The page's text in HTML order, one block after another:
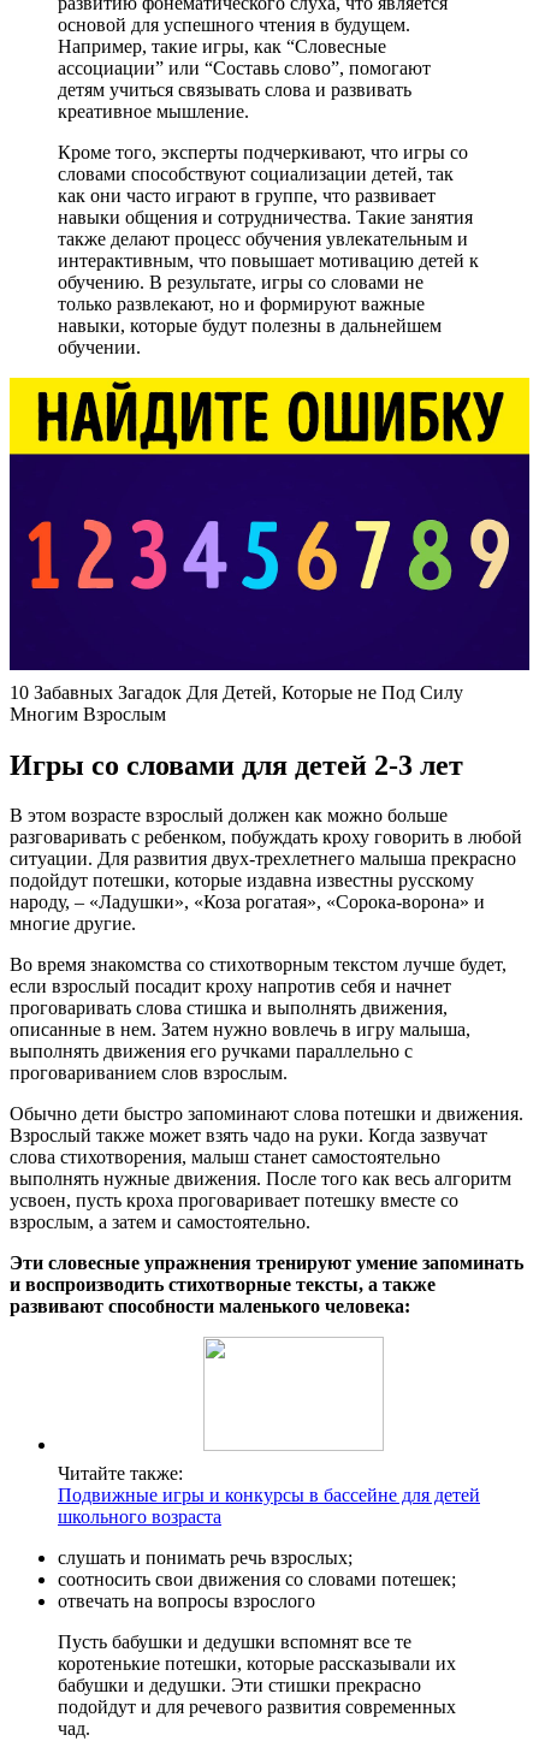
основой для успешного чтения в будущем.
Например, такие игры, как “Словесные
ассоциации” или “Составь слово”, помогают
детям учиться связывать слова и развивать
креативное мышление.
Кроме того, эксперты подчеркивают, что игры со
словами способствуют социализации детей, так
как они часто играют в группе, что развивает
навыки общения и сотрудничества. Такие занятия
также делают процесс обучения увлекательным и
интерактивным, что повышает мотивацию детей к
обучению. В результате, игры со словами не
только развлекают, но и формируют важные
навыки, которые будут полезны в дальнейшем
обучении.
10 Забавных Загадок Для Детей, Которые не Под Силу
Многим Взрослым
Игры со словами для детей 2-3 лет
В этом возрасте взрослый должен как можно больше
разговаривать с ребенком, побуждать кроху говорить в любой
ситуации. Для развития двух-трехлетнего малыша прекрасно
подойдут потешки, которые издавна известны русскому
народу, – «Ладушки», «Коза рогатая», «Сорока-ворона» и
многие другие.
Во время знакомства со стихотворным текстом лучше будет,
если взрослый посадит кроху напротив себя и начнет
проговаривать слова стишка и выполнять движения,
описанные в нем. Затем нужно вовлечь в игру малыша,
выполнять движения его ручками параллельно с
проговариванием слов взрослым.
Обычно дети быстро запоминают слова потешки и движения.
Взрослый также может взять чадо на руки. Когда зазвучат
слова стихотворения, малыш станет самостоятельно
выполнять нужные движения. После того как весь алгоритм
усвоен, пусть кроха проговаривает потешку вместе со
взрослым, а затем и самостоятельно.
Эти словесные упражнения тренируют умение запоминать
и воспроизводить стихотворные тексты, а также
развивают способности маленького человека:
Читайте также:
Подвижные игры и конкурсы в бассейне для детей
школьного возраста
слушать и понимать речь взрослых;
соотносить свои движения со словами потешек;
отвечать на вопросы взрослого
Пусть бабушки и дедушки вспомнят все те
коротенькие потешки, которые рассказывали их
бабушки и дедушки. Эти стишки прекрасно
подойдут и для речевого развития современных
чад.